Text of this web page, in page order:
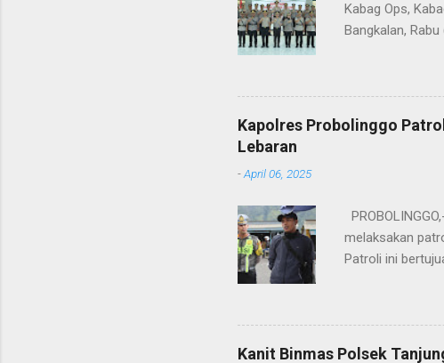
Kabag Ops,
Bangkalan,
M.H. resmi
Wakapolres
Rifai, S.H.,
Kapolres Probolinggo
Lebaran
-April 06, 2025
melaksakan
Patroli ini
mengantisipasi
meningkat
pihaknya
Kanit Binmas Polsek